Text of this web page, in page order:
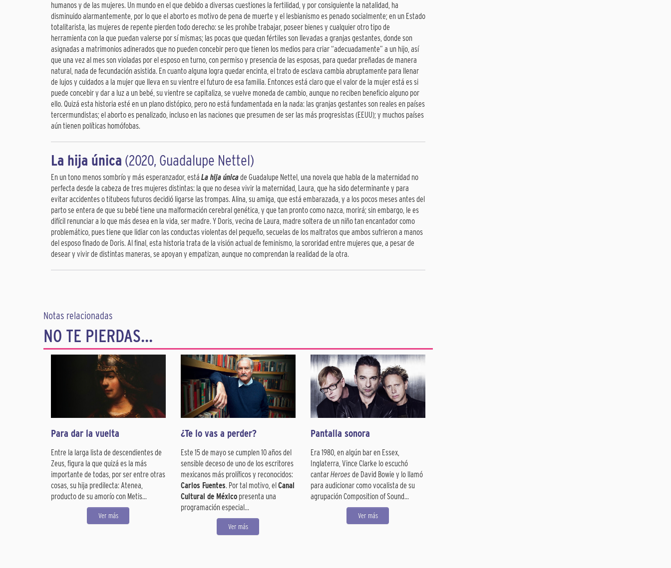
humanos y de las mujeres. Un mundo en el que debido a diversas cuestiones la fertilidad, y por consiguiente la natalidad, ha
disminuido alarmantemente, por lo que el aborto es motivo de pena de muerte y el lesbianismo es penado socialmente; en un Estado
totalitarista, las mujeres de repente pierden todo derecho: se les prohíbe trabajar, poseer bienes y cualquier otro tipo de
herramienta con la que puedan valerse por sí mismas; las pocas que quedan fértiles son llevadas a granjas gestantes, donde son
asignadas a matrimonios adinerados que no pueden concebir pero que tienen los medios para criar “adecuadamente” a un hijo, así
que una vez al mes son violadas por el esposo en turno, con permiso y presencia de las esposas, para quedar preñadas de manera
natural, nada de fecundación asistida. En cuanto alguna logra quedar encinta, el trato de esclava cambia abruptamente para llenar
de lujos y cuidados a la mujer que lleva en su vientre el futuro de esa familia. Entonces está claro que el valor de la mujer está es si
puede concebir y dar a luz a un bebé, su vientre se capitaliza, se vuelve moneda de cambio, aunque no reciben beneficio alguno por
ello. Quizá esta historia esté en un plano distópico, pero no está fundamentada en la nada: las granjas gestantes son reales en países
tercermundistas; el aborto es penalizado, incluso en las naciones que presumen de ser las más progresistas (EEUU); y muchos países
aún tienen políticas homófobas.
La hija única (2020, Guadalupe Nettel)
En un tono menos sombrío y más esperanzador, está La hija únicade Guadalupe Nettel, una novela que habla de la maternidad no
perfecta desde la cabeza de tres mujeres distintas: la que no desea vivir la maternidad, Laura, que ha sido determinante y para
evitar accidentes o titubeos futuros decidió ligarse las trompas. Alina, su amiga, que está embarazada, y a los pocos meses antes del
parto se entera de que su bebé tiene una malformación cerebral genética, y que tan pronto como nazca, morirá; sin embargo, le es
difícil renunciar a lo que más desea en la vida, ser madre. Y Doris, vecina de Laura, madre soltera de un niño tan encantador como
problemático, pues tiene que lidiar con las conductas violentas del pequeño, secuelas de los maltratos que ambos sufrieron a manos
del esposo finado de Doris. Al final, esta historia trata de la visión actual de feminismo, la sororidad entre mujeres que, a pesar de
desear y vivir de distintas maneras, se apoyan y empatizan, aunque no comprendan la realidad de la otra.
Notas relacionadas
NO TE PIERDAS...
Para dar la vuelta
Entre la larga lista de descendientes de
Zeus, figura la que quizá es la más
importante de todas, por ser entre otras
cosas, su hija predilecta: Atenea,
producto de su amorío con Metis...
Ver más
¿Te lo vas a perder?
Este 15 de mayo se cumplen 10 años del
sensible deceso de uno de los escritores
mexicanos más prolíficos y reconocidos:
Carlos Fuentes. Por tal motivo, el Canal
Cultural de Méxicopresenta una
programación especial...
Ver más
Pantalla sonora
Era 1980, en algún bar en Essex,
Inglaterra, Vince Clarke lo escuchó
cantarHeroes de David Bowie y lo llamó
para audicionar como vocalista de su
agrupación Composition of Sound...
Ver más